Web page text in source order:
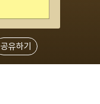
공유하기